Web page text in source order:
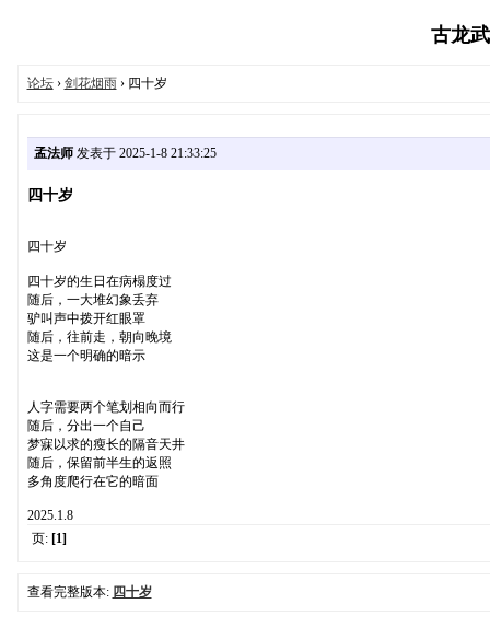
古龙
论坛› 剑花烟雨› 四十岁
孟法师发表于 2025-1-8 21:33:25
四十岁
四十岁
四十岁的生日在病榻度过
随后，一大堆幻象丢弃
驴叫声中拨开红眼罩
随后，往前走，朝向晚境
这是一个明确的暗示
人字需要两个笔划相向而行
随后，分出一个自己
梦寐以求的瘦长的隔音天井
随后，保留前半生的返照
多角度爬行在它的暗面
2025.1.8
页: [1]
查看完整版本: 四十岁